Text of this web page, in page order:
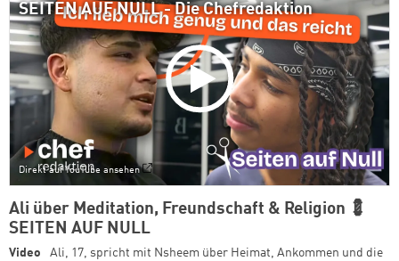
SEITEN AUF NULL - Die Chefredaktion
Direkt auf YouTube ansehen
Ali über Meditation, Freundschaft & Religion 💈
SEITEN AUF NULL
Video
Ali, 17, spricht mit Nsheem über Heimat, Ankommen und die